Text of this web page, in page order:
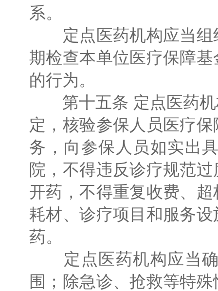
系。
定点医药机构应当组
期检查本单位医疗保障
的行为。
第十五条 定点医药机
定，核验参保人员医疗
务，向参保人员如实出
院，不得违反诊疗规范
开药，不得重复收费、
耗材、诊疗项目和服务
药。
定点医药机构应当确
围；除急诊、抢救等特